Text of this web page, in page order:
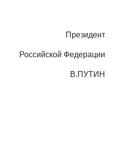
Президент
Российской Федерации
В.ПУТИН